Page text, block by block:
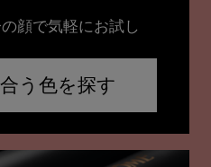
顔で気軽にお試し
う色を探す